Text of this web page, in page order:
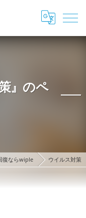
』のペ
復ならwiple ウイルス対策